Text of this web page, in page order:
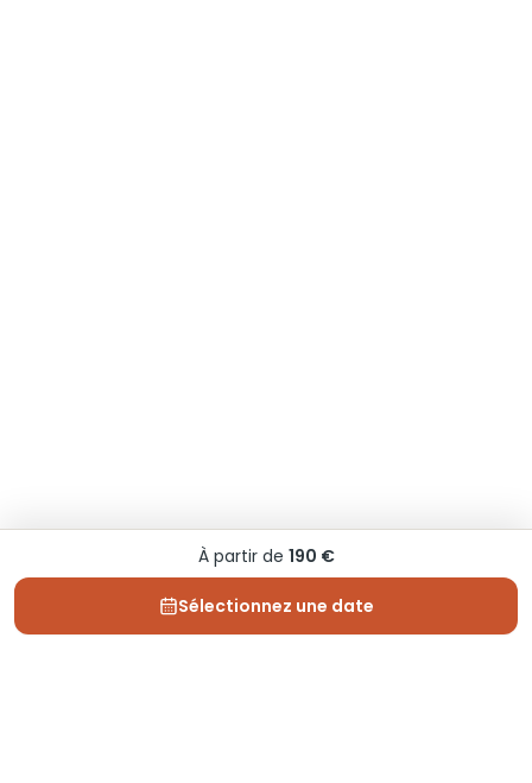
À partir de 190 €
Sélectionnez une date